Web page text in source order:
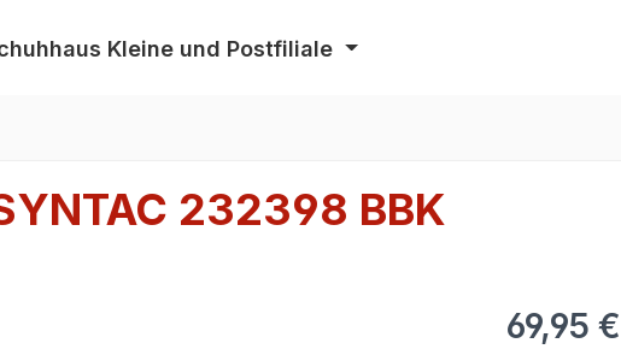
Kleine und Postfiliale
232398 BBK
69,95 €